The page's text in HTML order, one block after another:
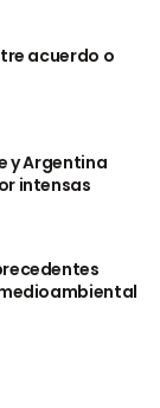
acuerdo o
y Argentina
intensas